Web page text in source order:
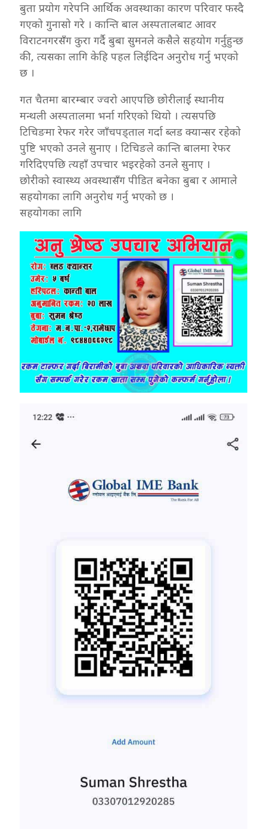
बुता प्रयोग गरेपनि आर्थिक अवस्थाका कारण परिवार फस्दै
गएको गुनासो गरे । कान्ति बाल अस्पतालबाट आवर
विराटनगरसँग कुरा गर्दै बुबा सुमनले कसैले सहयोग गर्नुहुन्छ
की, त्यसका लागि केहि पहल लिईदिन अनुरोध गर्नु भएको
छ ।
गत चैतमा बारम्बार ज्वरो आएपछि छोरीलाई स्थानीय
मन्थली अस्पतालमा भर्ना गरिएको थियो । त्यसपछि
टिचिङमा रेफर गरेर जाँचपड्ताल गर्दा ब्लड क्यान्सर रहेको
पुष्टि भएको उनले सुनाए । टिचिङले कान्ति बालमा रेफर
गरिदिएपछि त्यहाँ उपचार भइरहेको उनले सुनाए ।
छोरीको स्वास्थ्य अवस्थासँग पीडित बनेका बुबा र आमाले
सहयोगका लागि अनुरोध गर्नु भएको छ ।
सहयोगका लागि